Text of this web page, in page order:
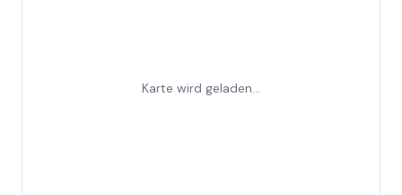
Karte wird geladen...